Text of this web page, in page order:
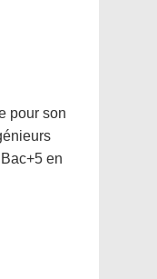
pour son
en